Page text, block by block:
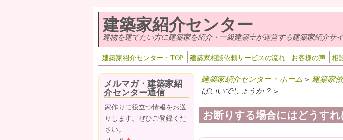
建築家紹介センター
建物を建てたい方に建築家を紹介・一級建築士が運営する建築家紹介サ
建築家紹介センター・TOP 建築家相談依頼サービスの流れ お客様の声 相
建築家紹介センター・ホーム > 建築家
ばいいでしょうか？ >
お断りする場合にはどうす
メルマガ・建築家紹
介センター通信
家作りに役立つ情報をお送
りします。ぜひご登録くだ
さい。